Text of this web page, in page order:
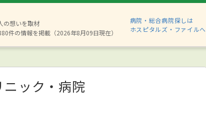
の想いを取材
件の情報を掲載（2026年8月09日現在）
病院・総合病院探しは
ホスピタルズ・ファイルへ
ニック・病院